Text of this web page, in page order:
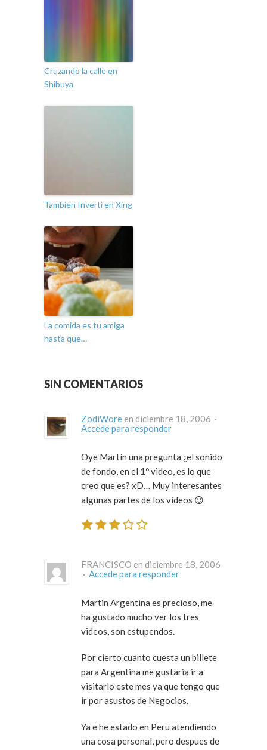
Cruzando la calle en
Shibuya
También Invertí en Xing
La comida es tu amiga
hasta que…
SIN COMENTARIOS
ZodiWore
en diciembre 18, 2006 ·
Accede para responder
Oye Martín una pregunta ¿el sonido
de fondo, en el 1º video, es lo que
creo que es? xD… Muy interesantes
algunas partes de los videos 😉
FRANCISCO en diciembre 18, 2006
· Accede para responder
Martin Argentina es precioso, me
ha gustado mucho ver los tres
videos, son estupendos.
Por cierto cuanto cuesta un billete
para Argentina me gustaria ir a
visitarlo este mes ya que tengo que
ir por asustos de Negocios.
Ya e he estado en Peru atendiendo
una cosa personal, pero despues de